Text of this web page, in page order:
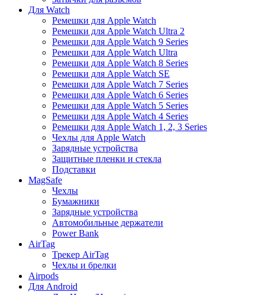
Для Watch
Ремешки для Apple Watch
Ремешки для Apple Watch Ultra 2
Ремешки для Apple Watch 9 Series
Ремешки для Apple Watch Ultra
Ремешки для Apple Watch 8 Series
Ремешки для Apple Watch SE
Ремешки для Apple Watch 7 Series
Ремешки для Apple Watch 6 Series
Ремешки для Apple Watch 5 Series
Ремешки для Apple Watch 4 Series
Ремешки для Apple Watch 1, 2, 3 Series
Чехлы для Apple Watch
Зарядные устройства
Защитные пленки и стекла
Подставки
MagSafe
Чехлы
Бумажники
Зарядные устройства
Автомобильные держатели
Power Bank
AirTag
Трекер AirTag
Чехлы и брелки
Airpods
Для Android